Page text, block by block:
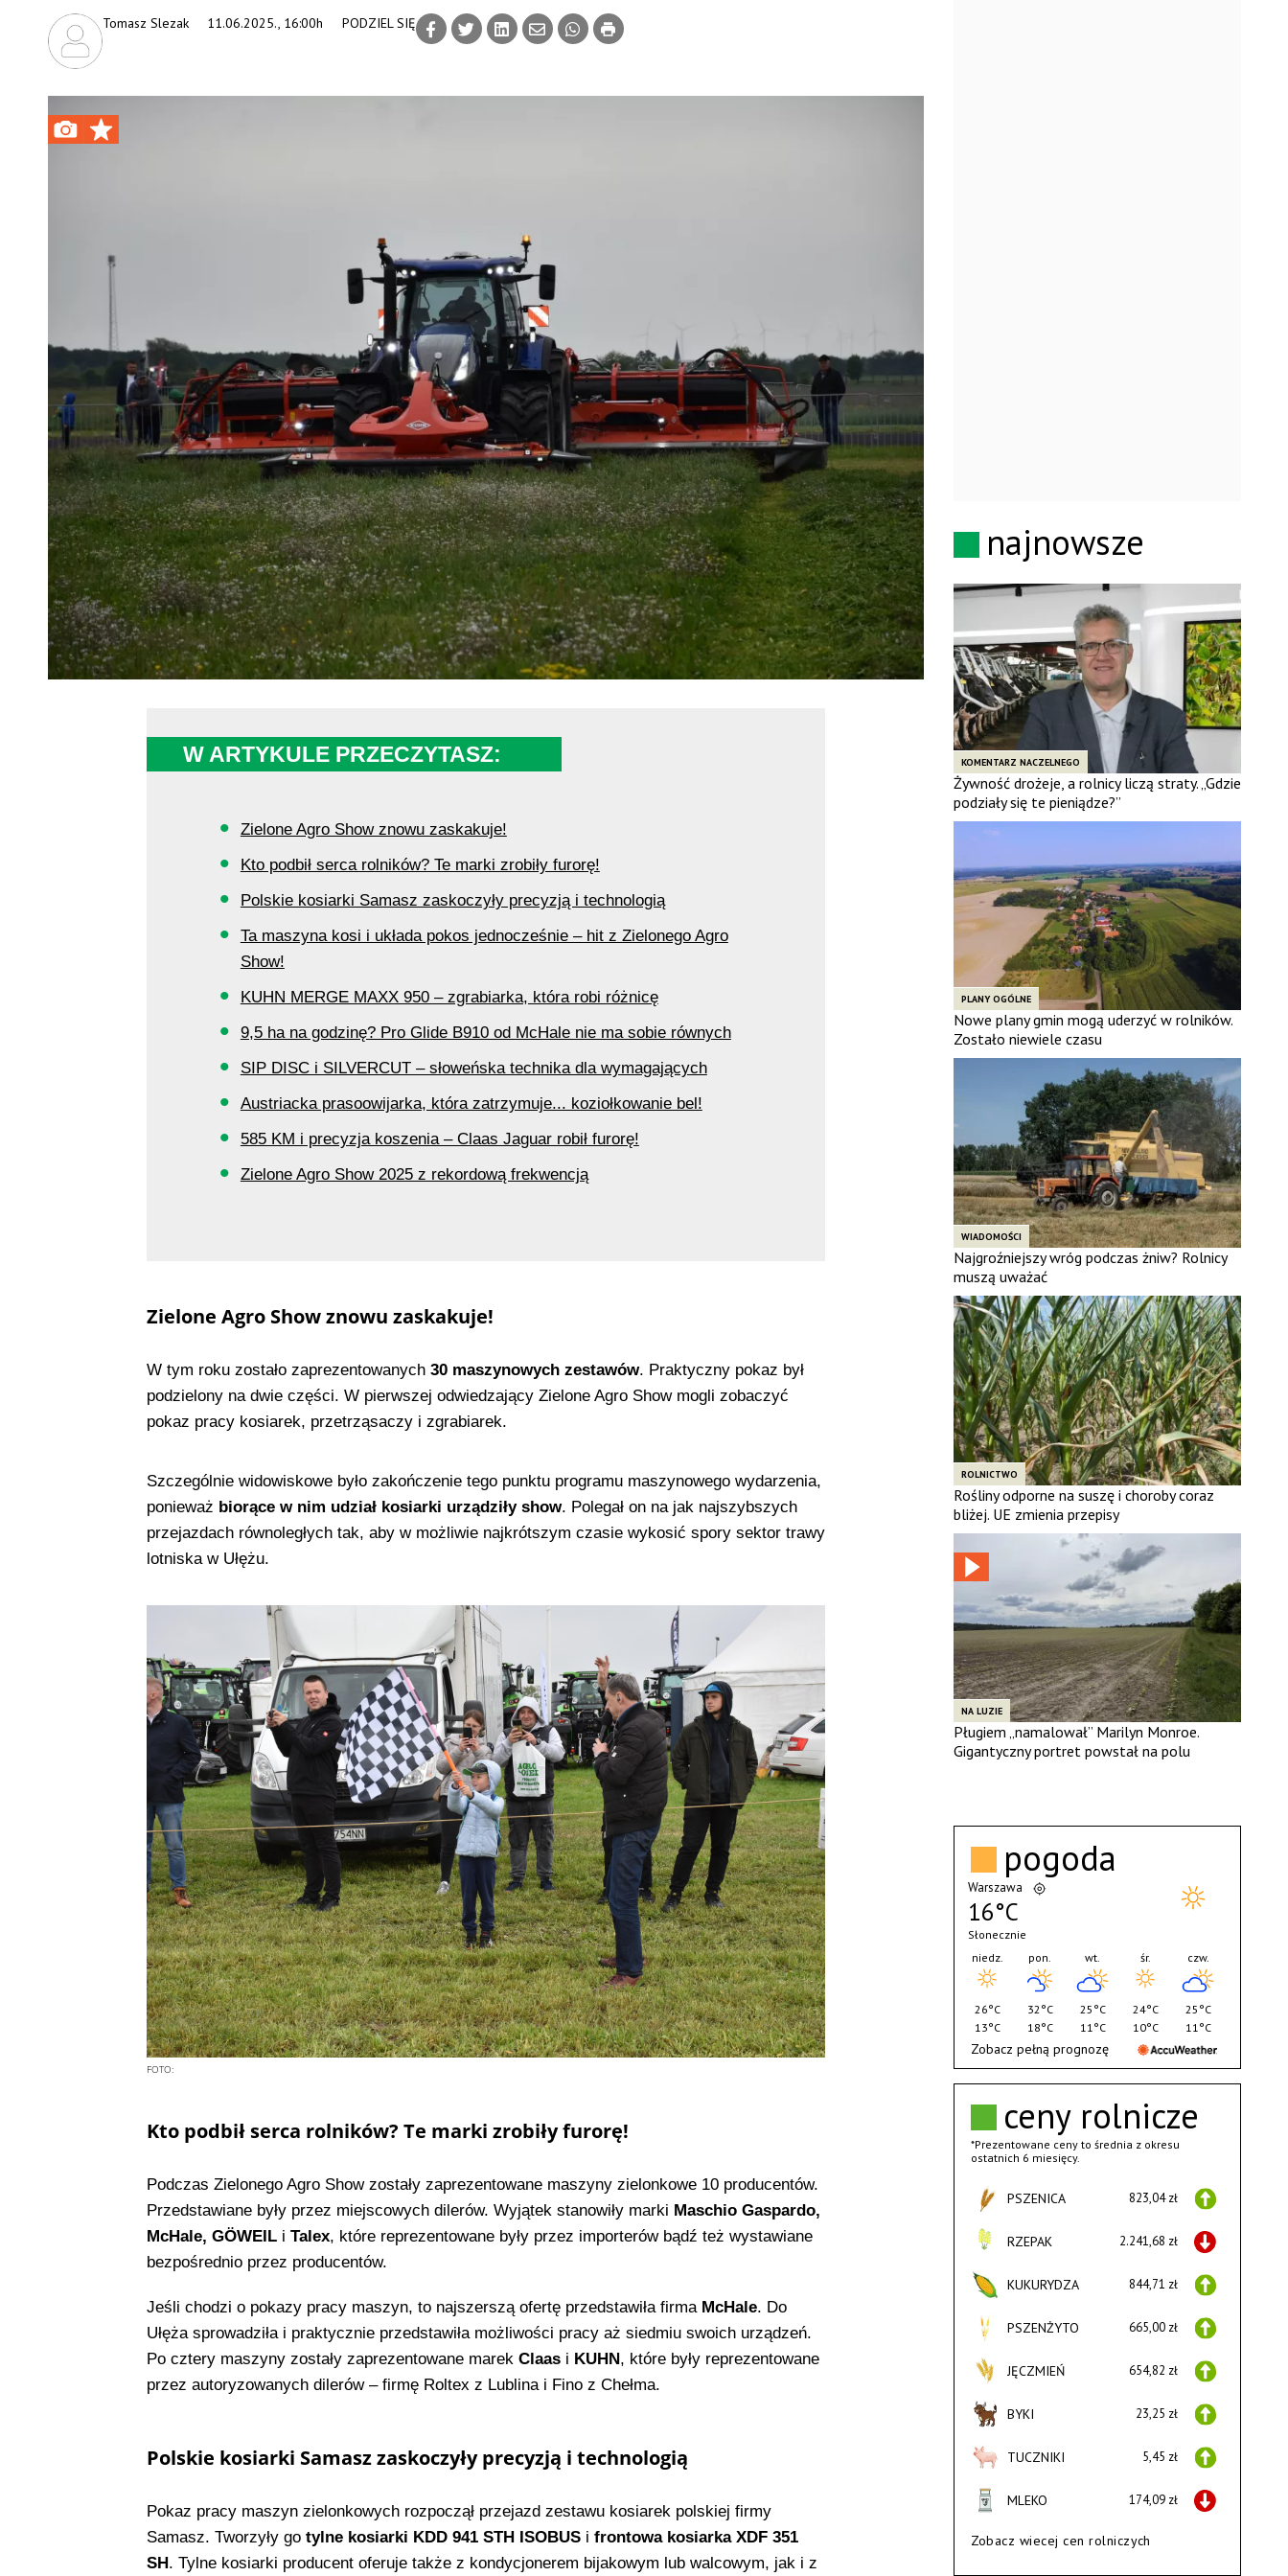
11.06.2025., 16:00h
Tomasz Slezak PODZIEL SIĘ
W ARTYKULE PRZECZYTASZ:
Zielone Agro Show znowu zaskakuje!
Kto podbił serca rolników? Te marki zrobiły furorę!
Polskie kosiarki Samasz zaskoczyły precyzją i technologią
Ta maszyna kosi i układa pokos jednocześnie – hit z Zielonego Agro
Show!
KUHN MERGE MAXX 950 – zgrabiarka, która robi różnicę
9,5 ha na godzinę? Pro Glide B910 od McHale nie ma sobie równych
SIP DISC i SILVERCUT – słoweńska technika dla wymagających
Austriacka prasoowijarka, która zatrzymuje... koziołkowanie bel!
585 KM i precyzja koszenia – Claas Jaguar robił furorę!
Zielone Agro Show 2025 z rekordową frekwencją
Zielone Agro Show znowu zaskakuje!
W tym roku zostało zaprezentowanych 30 maszynowych zestawów. Praktyczny pokaz był
podzielony na dwie części. W pierwszej odwiedzający Zielone Agro Show mogli zobaczyć
pokaz pracy kosiarek, przetrząsaczy i zgrabiarek.
Szczególnie widowiskowe było zakończenie tego punktu programu maszynowego wydarzenia,
ponieważ biorące w nim udział kosiarki urządziły show. Polegał on na jak najszybszych
przejazdach równoległych tak, aby w możliwie najkrótszym czasie wykosić spory sektor trawy
lotniska w Ułężu.
FOTO:
Kto podbił serca rolników? Te marki zrobiły furorę!
Podczas Zielonego Agro Show zostały zaprezentowane maszyny zielonkowe 10 producentów.
Przedstawiane były przez miejscowych dilerów. Wyjątek stanowiły marki Maschio Gaspardo,
McHale, GÖWEIL i Talex, które reprezentowane były przez importerów bądź też wystawiane
bezpośrednio przez producentów.
Jeśli chodzi o pokazy pracy maszyn, to najszerszą ofertę przedstawiła firmaMcHale. Do
Ułęża sprowadziła i praktycznie przedstawiła możliwości pracy aż siedmiu swoich urządzeń.
Po cztery maszyny zostały zaprezentowane marekClaas i KUHN , które były reprezentowane
przez autoryzowanych dilerów – firmę Roltex z Lublina i Fino z Chełma.
Polskie kosiarki Samasz zaskoczyły precyzją i technologią
Pokaz pracy maszyn zielonkowych rozpoczął przejazd zestawu kosiarek polskiej firmy
Samasz. Tworzyły go tylne kosiarki KDD 941 STH ISOBUSi frontowa kosiarka XDF 351
SH . Tylne kosiarki producent oferuje także z kondycjonerem bijakowym lub walcowym, jak i z
najnowsze
KOMENTARZ NACZELNEGO
Żywność drożeje, a rolnicy liczą straty. „Gdzie
podziały się te pieniądze?”
PLANY OGÓLNE
Nowe plany gmin mogą uderzyć w rolników.
Zostało niewiele czasu
WIADOMOŚCI
Najgroźniejszy wróg podczas żniw? Rolnicy
muszą uważać
ROLNICTWO
Rośliny odporne na suszę i choroby coraz
bliżej. UE zmienia przepisy
NA LUZIE
Pługiem „namalował” Marilyn Monroe.
Gigantyczny portret powstał na polu
ceny rolnicze
*Prezentowane ceny to średnia z okresu
ostatnich 6 miesięcy.
PSZENICA 823,04 zł
RZEPAK 2.241,68 zł
KUKURYDZA 844,71 zł
PSZENŻYTO 665,00 zł
JĘCZMIEŃ 654,82 zł
BYKI 23,25 zł
TUCZNIKI 5,45 zł
MLEKO 174,09 zł
Zobacz wiecej cen rolniczych
pogoda
Warszawa
16°C
Słonecznie
niedz.
26°C
13°C
pon.
32°C
18°C
wt.
25°C
11°C
śr.
24°C
10°C
czw.
25°C
11°C
Zobacz pełną prognozę